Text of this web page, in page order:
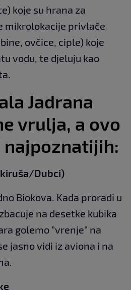
koje su hrana za
mikrolokacije privlače
ovčice, ciple) koje
vodu, te djeluju kao
Jadrana
vrulja, a ovo
najpoznatijih:
Dubci)
Biokova. Kada proradi u
na desetke kubika
golemo "vrenje" na
jasno vidi iz aviona i na